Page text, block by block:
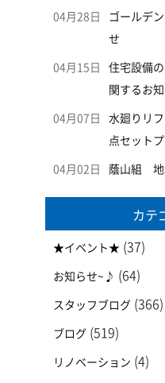
04月28日
ゴールデ
せ
04月15日
住宅設備
関するお
04月07日
水廻りリ
点セットプ
04月02日 蔭山組 地
カテ
★イベント★ (37)
お知らせ~♪ (64)
スタッフブログ (366)
ブログ (519)
リノベーション (4)